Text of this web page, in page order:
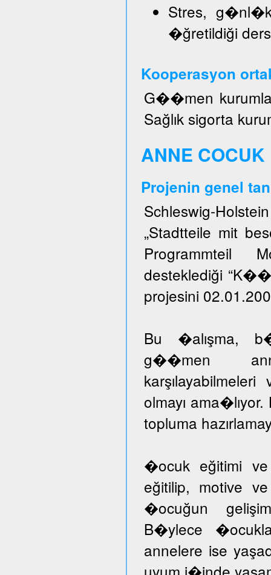
Stres, g�nl�k
�ğretildiği
Kooperasyon
G��men
Sağlık sigorta
ANNE COCUK
Projenin genel
Schleswig-
„Stadtteile mit
Programmteil
desteklediği
projesini
Bu �alışma,
g��men
olmayı
topluma
�ocuk eğitimi ve
eğitilip, motive
�ocuğun
B�ylece
annelere ise